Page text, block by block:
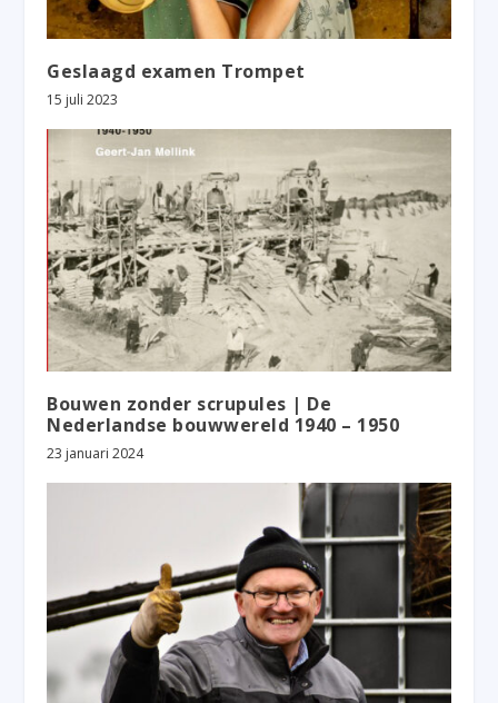
Geslaagd examen Trompet
15 juli 2023
Bouwen zonder scrupules | De
Nederlandse bouwwereld 1940 – 1950
23 januari 2024